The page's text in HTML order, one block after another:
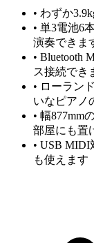
• わずか
• 単3電池6
演奏できま
• Bluetooth
ス接続でき
• ローラン
いなピアノ
• 幅877mm
部屋にも置
• USB MIDI
も使えます